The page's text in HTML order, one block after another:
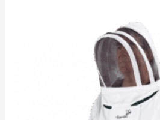
vare
har
flere
varianter.
Mulighederne
kan